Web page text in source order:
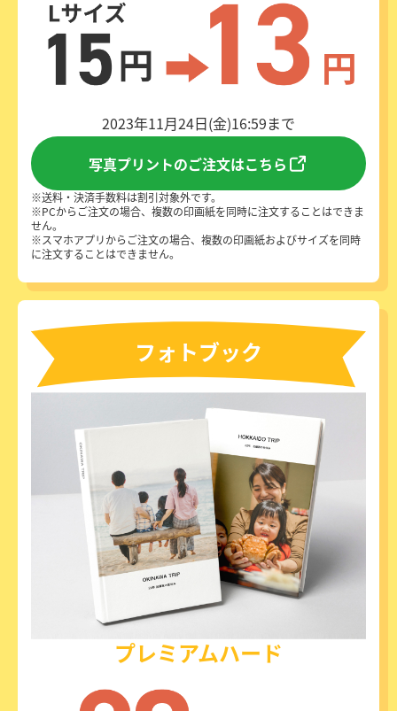
2023年11月24日(金)16:59まで
写真プリントのご注文はこちら
送料・決済手数料は割引対象外です。
PCからご注文の場合、複数の印画紙を同時に注文することはできま
せん。
スマホアプリからご注文の場合、複数の印画紙およびサイズを同時
に注文することはできません。
フォトブック
プレミアムハード